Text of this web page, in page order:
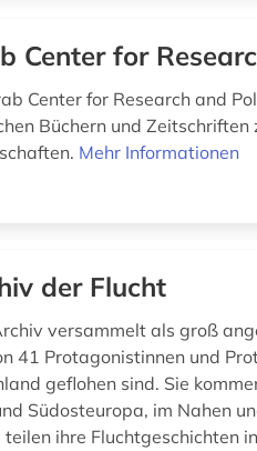
Center for
Center for Research and
Büchern und
Mehr Informationen
der Flucht
versammelt als groß
41 Protagonistinnen und
geflohen sind. Sie
Südosteuropa, im Nahen
ihre Fluchtgeschichten